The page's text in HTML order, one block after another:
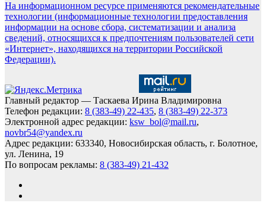
На информационном ресурсе применяются рекомендательные
технологии (информационные технологии предоставления
информации на основе сбора, систематизации и анализа
сведений, относящихся к предпочтениям пользователей сети
«Интернет», находящихся на территории Российской
Федерации).
Главный редактор — Таскаева Ирина Владимировна
Телефон редакции: 8 (383-49) 22-435, 8 (383-49) 22-373
Электронной адрес редакции: ksw_bol@mail.ru,
novbr54@yandex.ru
Адрес редакции: 633340, Новосибирская область, г. Болотное,
ул. Ленина, 19
По вопросам рекламы: 8 (383-49) 21-432